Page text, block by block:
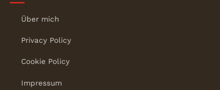
Über mich
Privacy Policy
Cookie Policy
Impressum